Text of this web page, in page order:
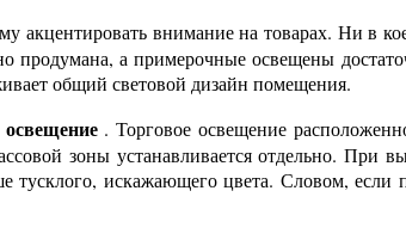
акцентировать внимание на товарах. Ни в
продумана, а примерочные освещены
общий световой дизайн помещения.
освещение. Торговое освещение
зоны устанавливается отдельно. При
искажающего цвета. Словом, если